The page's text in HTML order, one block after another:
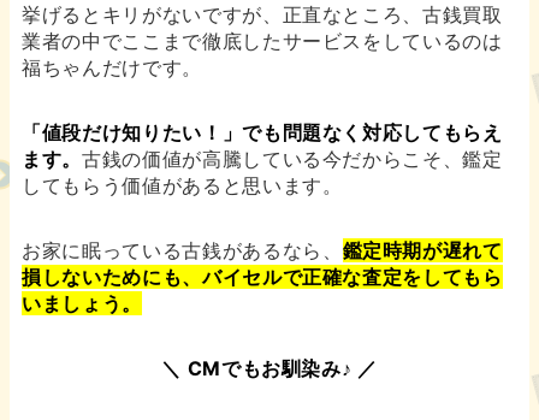
挙げるとキリがないですが、正直なところ、古銭買取
業者の中でここまで徹底したサービスをしているのは
福ちゃんだけです。
「値段だけ知りたい！」でも問題なく対応してもらえ
ます。 古銭の価値が高騰している今だからこそ、鑑定
してもらう価値があると思います。
お家に眠っている古銭があるなら、 鑑定時期が遅れて
損しないためにも、バイセルで正確な査定をしてもら
いましょう。
＼ CMでもお馴染み♪ ／